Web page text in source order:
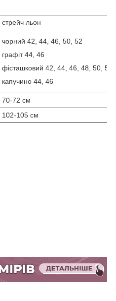
стрейч льон
чорний 42, 44, 46, 50, 52
графіт 44, 46
фісташковий 42, 44, 46, 48, 50, 52
капучино 44, 46
70-72 см
102-105 см